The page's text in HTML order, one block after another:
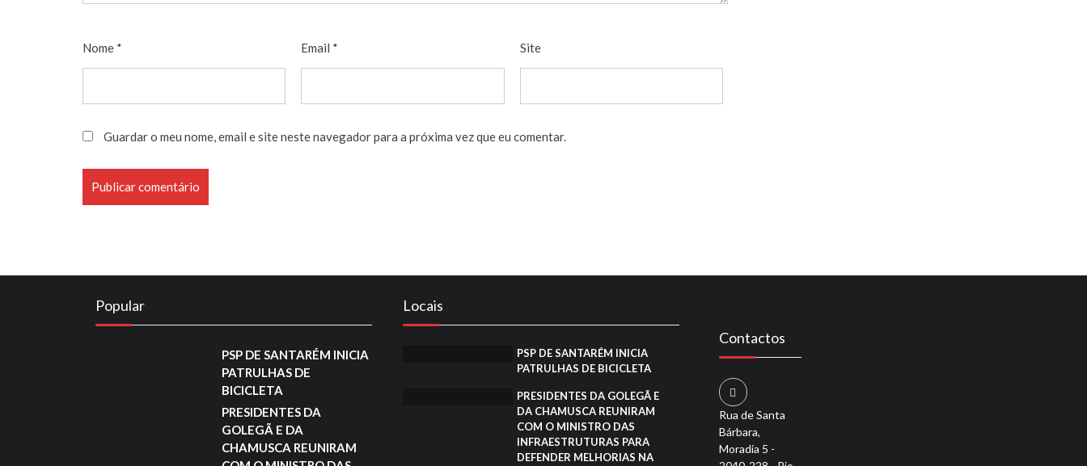
Nome * Email * Site
Guardar o meu nome, email e site neste navegador para a próxima vez que eu comentar.
Popular
PSP DE SANTARÉM INICIA
PATRULHAS DE
BICICLETA
PRESIDENTES DA
GOLEGÃ E DA
CHAMUSCA REUNIRAM
Locais
PSP DE SANTARÉM INICIA
PATRULHAS DE BICICLETA
PRESIDENTES DA GOLEGÃ E
DA CHAMUSCA REUNIRAM
COM O MINISTRO DAS
INFRAESTRUTURAS PARA
DEFENDER MELHORIAS NA
Contactos
Rua de Santa
Bárbara,
Moradia 5 -